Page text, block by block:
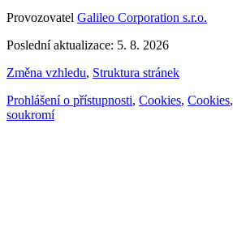
Provozovatel Galileo Corporation s.r.o.
Poslední aktualizace: 5. 8. 2026
Změna vzhledu, Struktura stránek
Prohlášení o přístupnosti, Cookies, Cookies,
soukromí